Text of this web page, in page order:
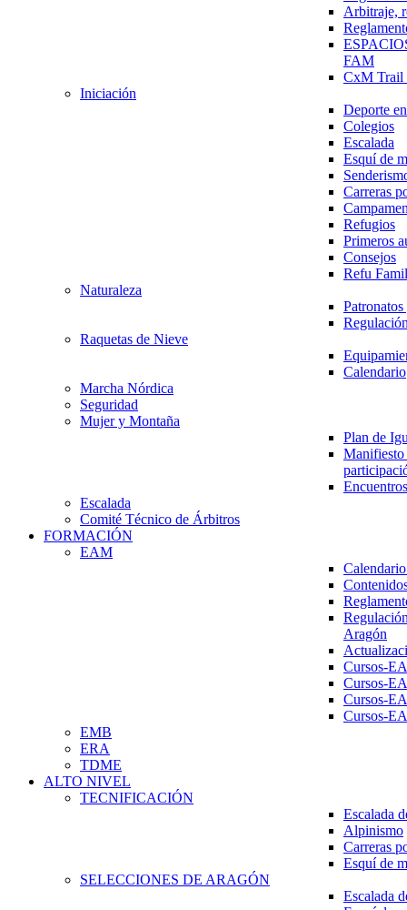
Arbitraje,
FAM
CxM
Iniciación
Deporte
Colegios
Escalada
Esquí de
Carreras
Refugios
Primeros
Consejos
Refu
Naturaleza
Raquetas de Nieve
Calendario
Marcha Nórdica
Seguridad
Mujer y Montaña
Plan de
Escalada
Comité Técnico de Árbitros
FORMACIÓN
EAM
Aragón
Cursos-
Cursos-
Cursos-
Cursos-
EMB
ERA
TDME
ALTO NIVEL
TECNIFICACIÓN
Escalada
Alpinismo
Carreras
Esquí de
SELECCIONES DE ARAGÓN
Escalada